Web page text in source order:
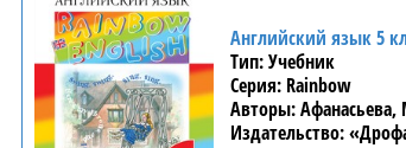
Английский язык 5
Учебник
Rainbow
Афанасьева,